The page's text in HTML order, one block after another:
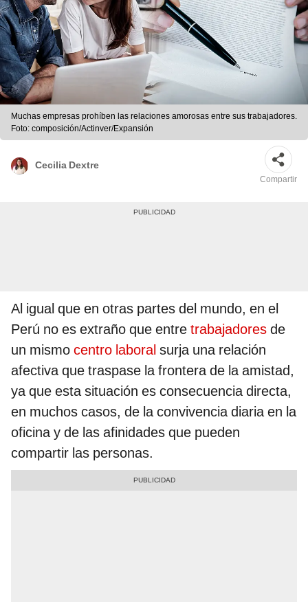
Muchas empresas prohíben las relaciones amorosas entre sus trabajadores.
Foto: composición/Actinver/Expansión
Cecilia Dextre
Compartir
Al igual que en otras partes del mundo, en el
Perú no es extraño que entre trabajadores de
un mismo centro laboral surja una relación
afectiva que traspase la frontera de la amistad,
ya que esta situación es consecuencia directa,
en muchos casos, de la convivencia diaria en la
oficina y de las afinidades que pueden
compartir las personas.